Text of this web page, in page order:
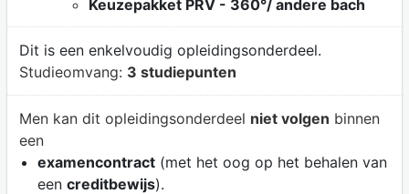
Keuzepakket PRV - 360°/ andere bach
Dit is een enkelvoudig opleidingsonderdeel.
Studieomvang: 3 studiepunten
Men kan dit opleidingsonderdeel niet volgen binnen
een
examencontract(met het oog op het behalen van
een creditbewijs).